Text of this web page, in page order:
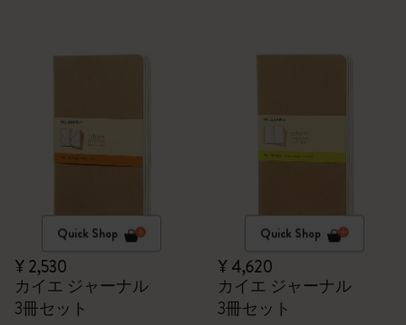
Quick Shop
¥ 2,530
カイエ ジャーナル
3冊セット
Quick Shop
¥ 4,620
カイエ ジャーナル
3冊セット